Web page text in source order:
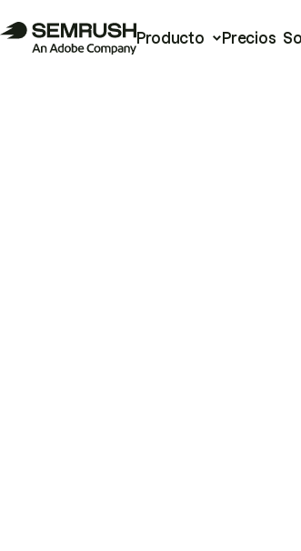
Producto Precios